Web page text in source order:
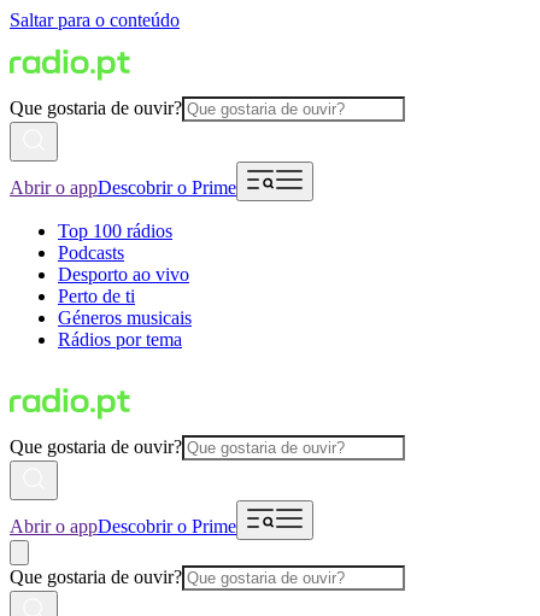
Saltar para o conteúdo
Que gostaria de ouvir?
Abrir o appDescobrir o Prime
Top 100 rádios
Podcasts
Desporto ao vivo
Perto de ti
Géneros musicais
Rádios por tema
Que gostaria de ouvir?
Abrir o appDescobrir o Prime
Que gostaria de ouvir?